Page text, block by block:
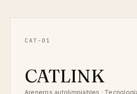
CAT-01
CATLINK
Areneros autolimpiables ·